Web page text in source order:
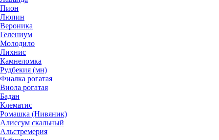
Пион
Люпин
Вероника
Гелениум
Молодило
Лихнис
Камнеломка
Рудбекия (мн)
Фиалка рогатая
Виола рогатая
Бадан
Клематис
Ромашка (Нивяник)
Алиссум скальный
Альстремерия